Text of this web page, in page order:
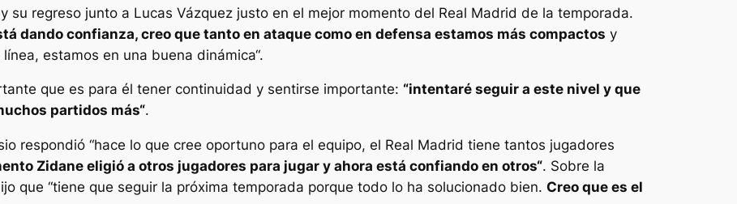
su regreso junto a Lucas Vázquez justo en el mejor momento del Real Madrid de la temporada.
dando confianza, creo que tanto en ataque como en defensa estamos más compactos y
estamos en una buena dinámica“.
que es para él tener continuidad y sentirse importante: “intentaré seguir a este nivel y que
partidos más“.
respondió “hace lo que cree oportuno para el equipo, el Real Madrid tiene tantos jugadores
Zidane eligió a otros jugadores para jugar y ahora está confiando en otros“. Sobre la
que “tiene que seguir la próxima temporada porque todo lo ha solucionado bien. Creo que es el